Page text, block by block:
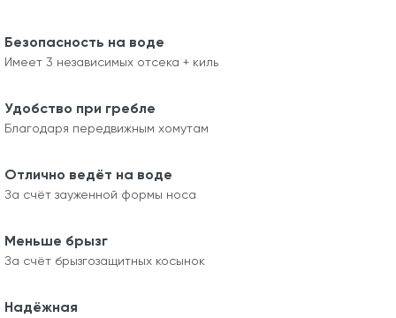
Безопасность на воде
Имеет 3 независимых отсека + киль
Удобство при гребле
Благодаря передвижным хомутам
Отлично ведёт на воде
За счёт зауженной формы носа
Меньше брызг
За счёт брызгозащитных косынок
Надёжная